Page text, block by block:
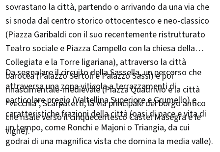
sovrastano la città, partendo o arrivando da una via che
si snoda dal centro storico ottocentesco e neo-classico
(Piazza Garibaldi con il suo recentemente ristrutturato
Teatro sociale e Piazza Campello con la chiesa della
Collegiata e la Torre ligariana), attraverso la città
barocca (Palazzo Sertoli e Palazzo Sassi) e poi
rinascimentale-medievale (Piazza Quadrivio e la città
“vecchia”, Scarpatetti, la via principale del borgo antico
che risale verso il cinquecentesco Castel Masegra e le
vigne).
Da segnalare il circuito della Sassella, un percorso che
attraversa una zona viticola a terrazzamenti di
particolare pregio (Valtellina Superiore e Grumello) e
caratteristiche frazioni della città (oasi di pace e vita di
un tempo, come Ronchi e Majoni o Triangia, da cui
godrai di una magnifica vista che domina la media valle).